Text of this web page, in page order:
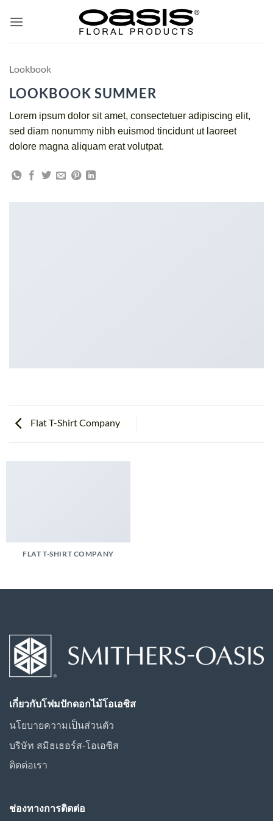
ไป
Lookbook
LOOKBOOK SUMMER
Lorem ipsum dolor sit amet, consectetuer adipiscing elit,
sed diam nonummy nibh euismod tincidunt ut laoreet
dolore magna aliquam erat volutpat.
Flat T-Shirt Company
FLAT T-SHIRT COMPANY
เกี่ยวกับโฟมปักดอกไม้โอเอซิส
นโยบายความเป็นส่วนตัว
บริษัท สมิธเธอร์ส-โอเอซิส
ติดต่อเรา
ช่องทางการติดต่อ